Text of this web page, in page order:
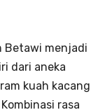
Betawi menjadi
dari aneka
kuah kacang
rasa